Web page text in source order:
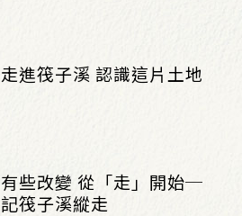
走進筏子溪 認識這片土地
有些改變 從「走」開始─
記筏子溪縱走